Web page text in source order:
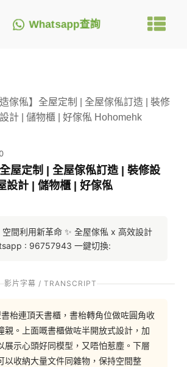
Whatsapp查詢
傢俬】全屋定制 | 全屋傢俬訂造 | 裝修
計 | 儲物櫃 | 好傢俬 Hohomehk
全屋定制 | 全屋傢俬訂造 | 裝修設
設計 | 儲物櫃 | 好傢俬
間利用新革命 ✨ 全屋傢俬 x 高效設計
: 96757943 一鍵切換:
影片字幕 / TRANSCRIPT
枱連頂天書櫃，書枱轉角位做咗圓角收
親。上面嘅書櫃做咗半開放式設計，加
展示心頭好同模型，又唔怕惹塵。下層
以收納大量文件同雜物，保持空間整